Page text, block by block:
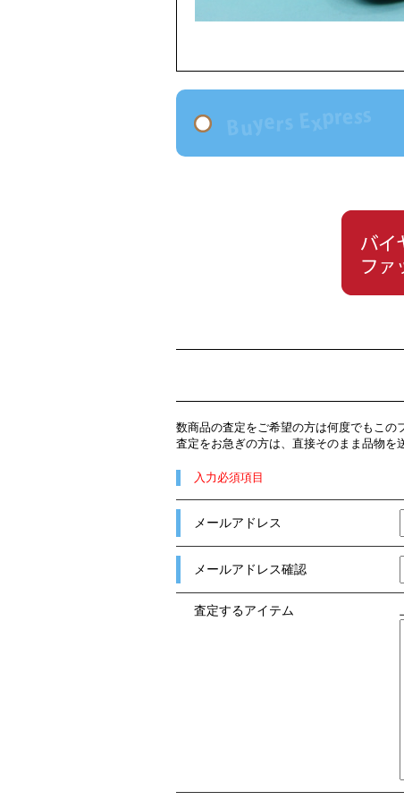
数商品の査定をご希望の方は何度でもこの
査定をお急ぎの方は、直接そのまま品物を
入力必須項目
メールアドレス
メールアドレス確認
査定するアイテム